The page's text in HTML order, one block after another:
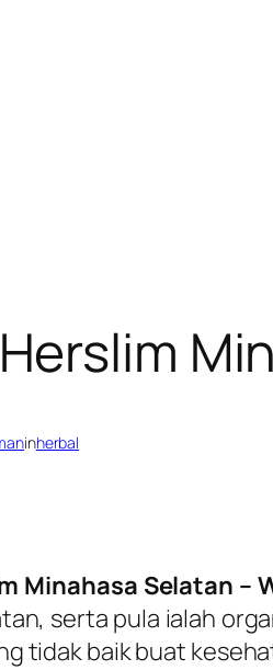
inherbal
Minahasa Selatan –
serta pula ialah
tidak baik buat